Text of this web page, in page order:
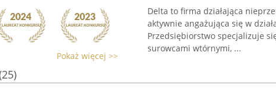
Pokaż więcej >>
Delta to firma działająca
aktywnie angażująca się w
Przedsiębiorstwo specjalizuje
surowcami wtórnymi, ...